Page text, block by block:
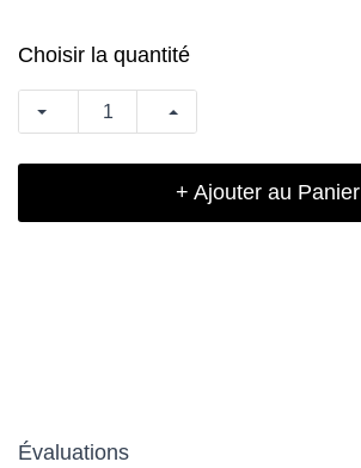
Choisir la quantité
+ Ajouter au Panier
Évaluations